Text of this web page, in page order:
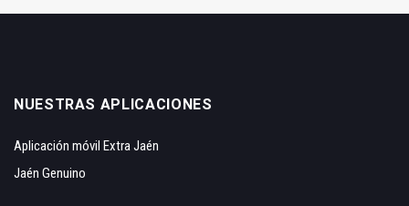
NUESTRAS APLICACIONES
Aplicación móvil Extra Jaén
Jaén Genuino